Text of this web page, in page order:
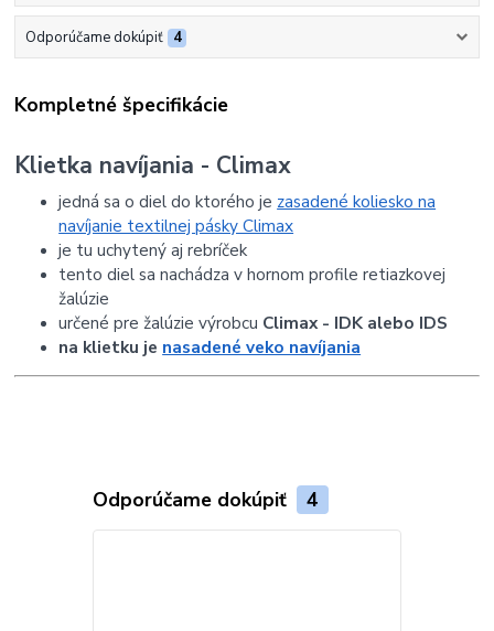
Odporúčame dokúpiť 4
Kompletné špecifikácie
Klietka navíjania - Climax
jedná sa o diel do ktorého je zasadené koliesko na
navíjanie textilnej pásky Climax
je tu uchytený aj rebríček
tento diel sa nachádza v hornom profile retiazkovej
žalúzie
určené pre žalúzie výrobcu Climax - IDK alebo IDS
na klietku je nasadené veko navíjania
Odporúčame dokúpiť 4